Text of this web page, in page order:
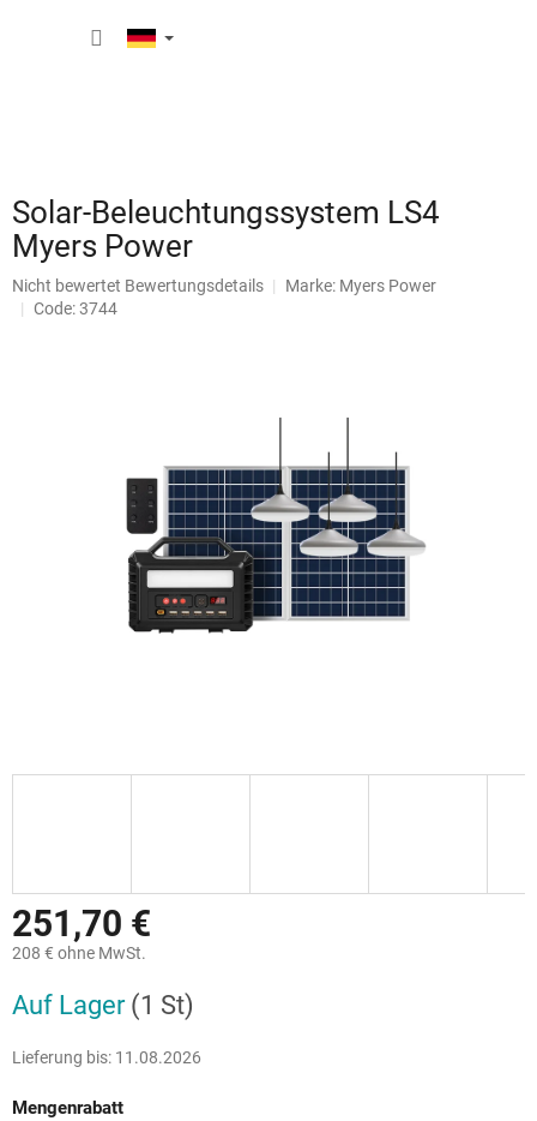
Solar-Beleuchtungssystem LS4
Myers Power
Die
durchschnittliche
Nicht bewertet Bewertungsdetails Marke: Myers Power
Code: 3744
251,70 €
208 € ohne MwSt.
Auf Lager (1 St)
Lieferung bis: 11.08.2026
Mengenrabatt